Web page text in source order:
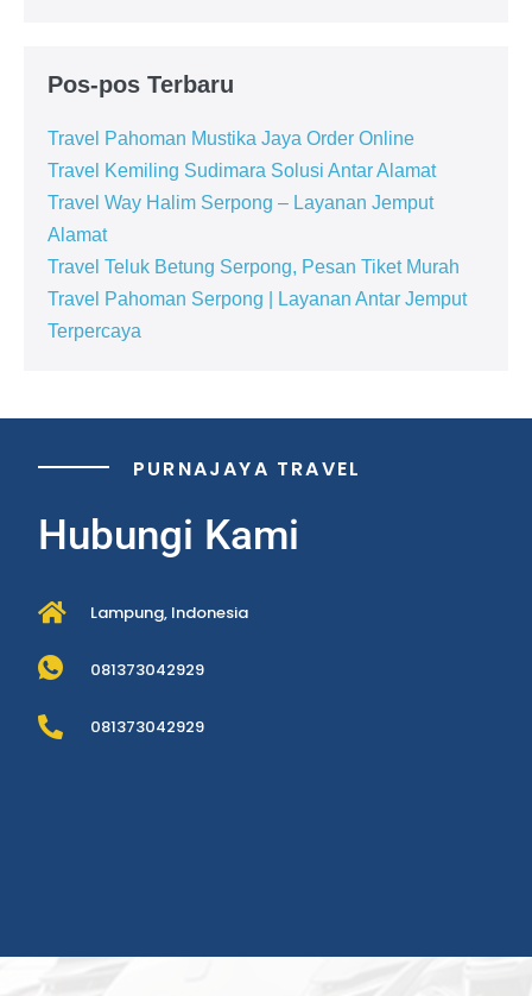
Pos-pos Terbaru
Travel Pahoman Mustika Jaya Order Online
Travel Kemiling Sudimara Solusi Antar Alamat
Travel Way Halim Serpong – Layanan Jemput
Alamat
Travel Teluk Betung Serpong, Pesan Tiket Murah
Travel Pahoman Serpong | Layanan Antar Jemput
Terpercaya
PURNAJAYA TRAVEL
Hubungi Kami
Lampung, Indonesia
081373042929
081373042929